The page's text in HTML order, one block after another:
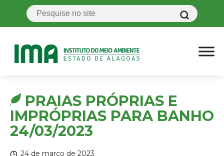
PRAIAS PRÓPRIAS E
IMPRÓPRIAS PARA BANHO
24/03/2023
24 de março de 2023